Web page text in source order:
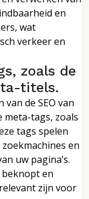
en
wat
verkeer en
zoals de
titels.
de SEO van
meta-tags, zoals
tags spelen
en
uw pagina’s.
en
zijn voor